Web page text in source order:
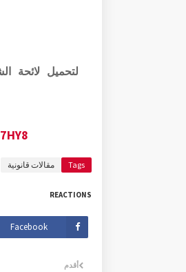
Tags مقالات قانونية
REACTIONS
Facebook
أقدم